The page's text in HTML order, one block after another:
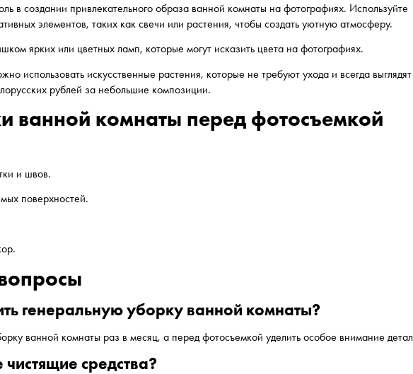
в создании привлекательного образа ванной комнаты на фотографиях. Используйте
элементов, таких как свечи или растения, чтобы создать уютную атмосферу.
ярких или цветных ламп, которые могут исказить цвета на фотографиях.
использовать искусственные растения, которые не требуют ухода и всегда выглядят
рублей за небольшие композиции.
ванной комнаты перед фотосъемкой
и швов.
поверхностей.
генеральную уборку ванной комнаты?
ванной комнаты раз в месяц, а перед фотосъемкой уделить особое внимание
средства?